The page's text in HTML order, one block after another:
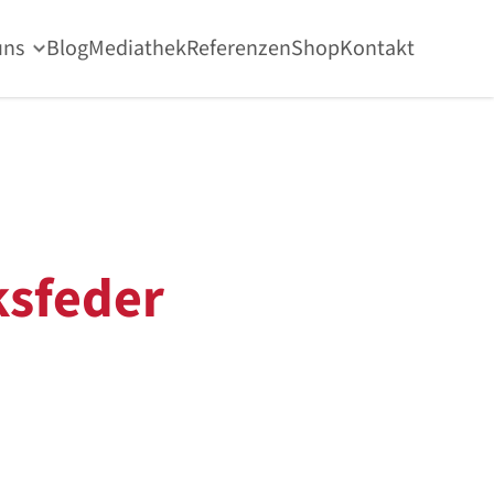
BlogMediathekReferenzenShopKontakt